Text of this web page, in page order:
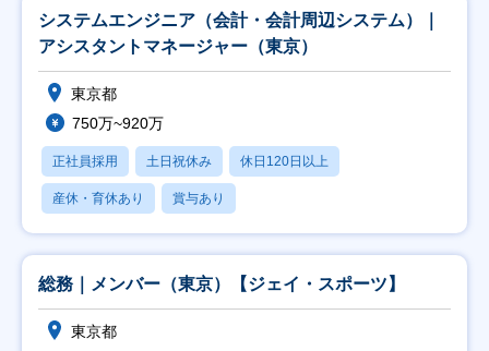
システムエンジニア（会計・会計周辺システム）｜
アシスタントマネージャー（東京）
東京都
750万~920万
正社員採用 土日祝休み 休日120日以上
産休・育休あり 賞与あり
総務｜メンバー（東京）【ジェイ・スポーツ】
東京都